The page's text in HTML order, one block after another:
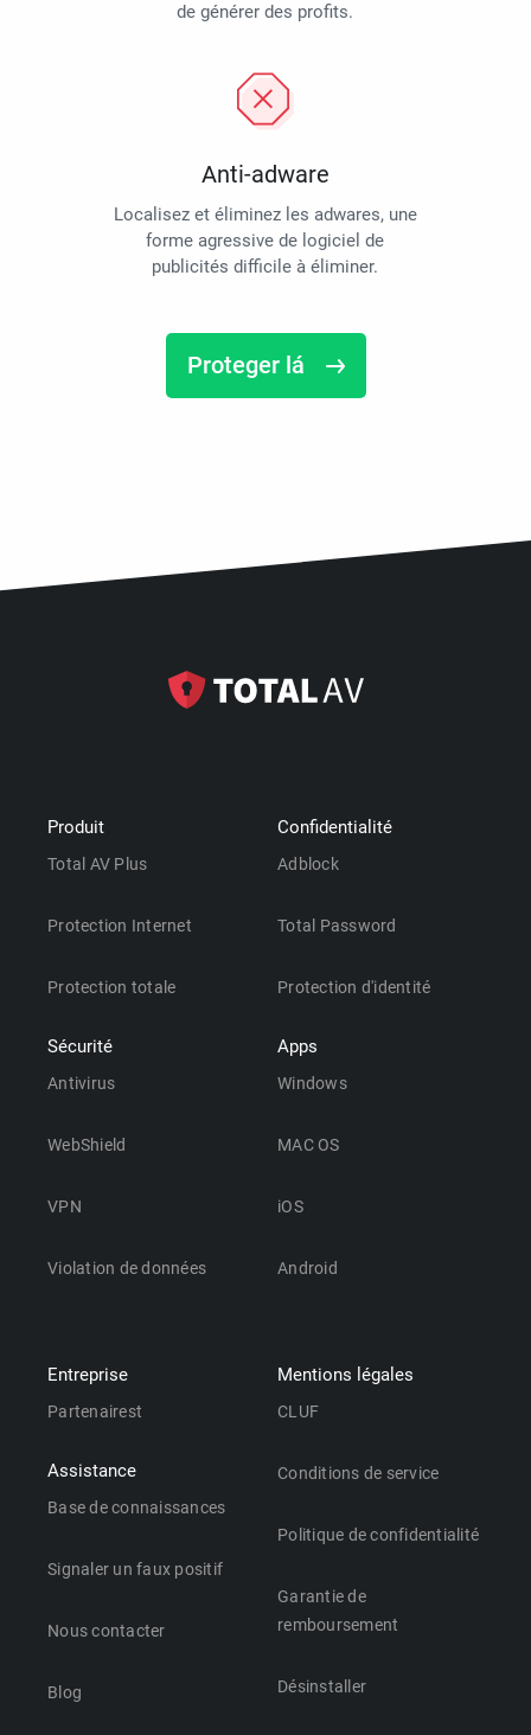
de générer des profits.
Anti-adware
Localisez et éliminez les adwares, une
forme agressive de logiciel de
publicités difficile à éliminer.
Proteger lá
Produit
Total AV Plus
Protection Internet
Protection totale
Sécurité
Antivirus
WebShield
VPN
Violation de données
Confidentialité
Adblock
Total Password
Protection d'identité
Apps
Windows
MAC OS
iOS
Android
Entreprise
Partenairest
Assistance
Base de connaissances
Signaler un faux positif
Nous contacter
Blog
Mentions légales
CLUF
Conditions de service
Politique de confidentialité
Garantie de
remboursement
Désinstaller